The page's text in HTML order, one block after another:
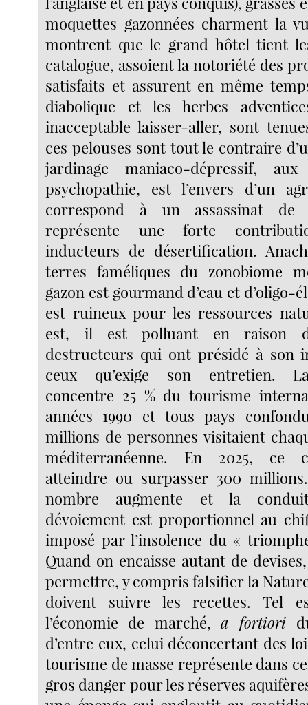
moquettes gazonnées charment la
montrent que le grand hôtel tient
catalogue, assoient la notoriété des
satisfaits et assurent en même
diabolique et les herbes
inacceptable laisser-aller, sont
ces pelouses sont tout le contraire
jardinage maniaco-dépressif,
psychopathie, est l’envers d’un
correspond à un assassinat de
représente une forte
inducteurs de désertification.
terres faméliques du zonobiome
gazon est gourmand d’eau et d’oligo-
est ruineux pour les ressources
est, il est polluant en raison
destructeurs qui ont présidé à son
ceux qu’exige son entretien.
concentre 25 % du tourisme
années 1990 et tous pays
millions de personnes visitaient
méditerranéenne. En 2025, ce
atteindre ou surpasser 300
nombre augmente et la
dévoiement est proportionnel au
imposé par l’insolence du «
Quand on encaisse autant de
permettre, y compris falsifier la
doivent suivre les recettes. Tel
l’économie de marché,a fortiori
d’entre eux, celui déconcertant des
tourisme de masse représente dans
gros danger pour les réserves